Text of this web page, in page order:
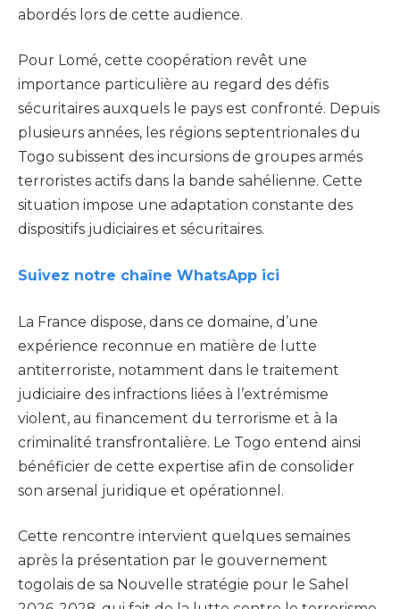
abordés lors de cette audience.
Pour Lomé, cette coopération revêt une
importance particulière au regard des défis
sécuritaires auxquels le pays est confronté. Depuis
plusieurs années, les régions septentrionales du
Togo subissent des incursions de groupes armés
terroristes actifs dans la bande sahélienne. Cette
situation impose une adaptation constante des
dispositifs judiciaires et sécuritaires.
Suivez notre chaîne WhatsApp ici
La France dispose, dans ce domaine, d’une
expérience reconnue en matière de lutte
antiterroriste, notamment dans le traitement
judiciaire des infractions liées à l’extrémisme
violent, au financement du terrorisme et à la
criminalité transfrontalière. Le Togo entend ainsi
bénéficier de cette expertise afin de consolider
son arsenal juridique et opérationnel.
Cette rencontre intervient quelques semaines
après la présentation par le gouvernement
togolais de sa Nouvelle stratégie pour le Sahel